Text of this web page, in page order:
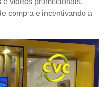
compra e incentivando a